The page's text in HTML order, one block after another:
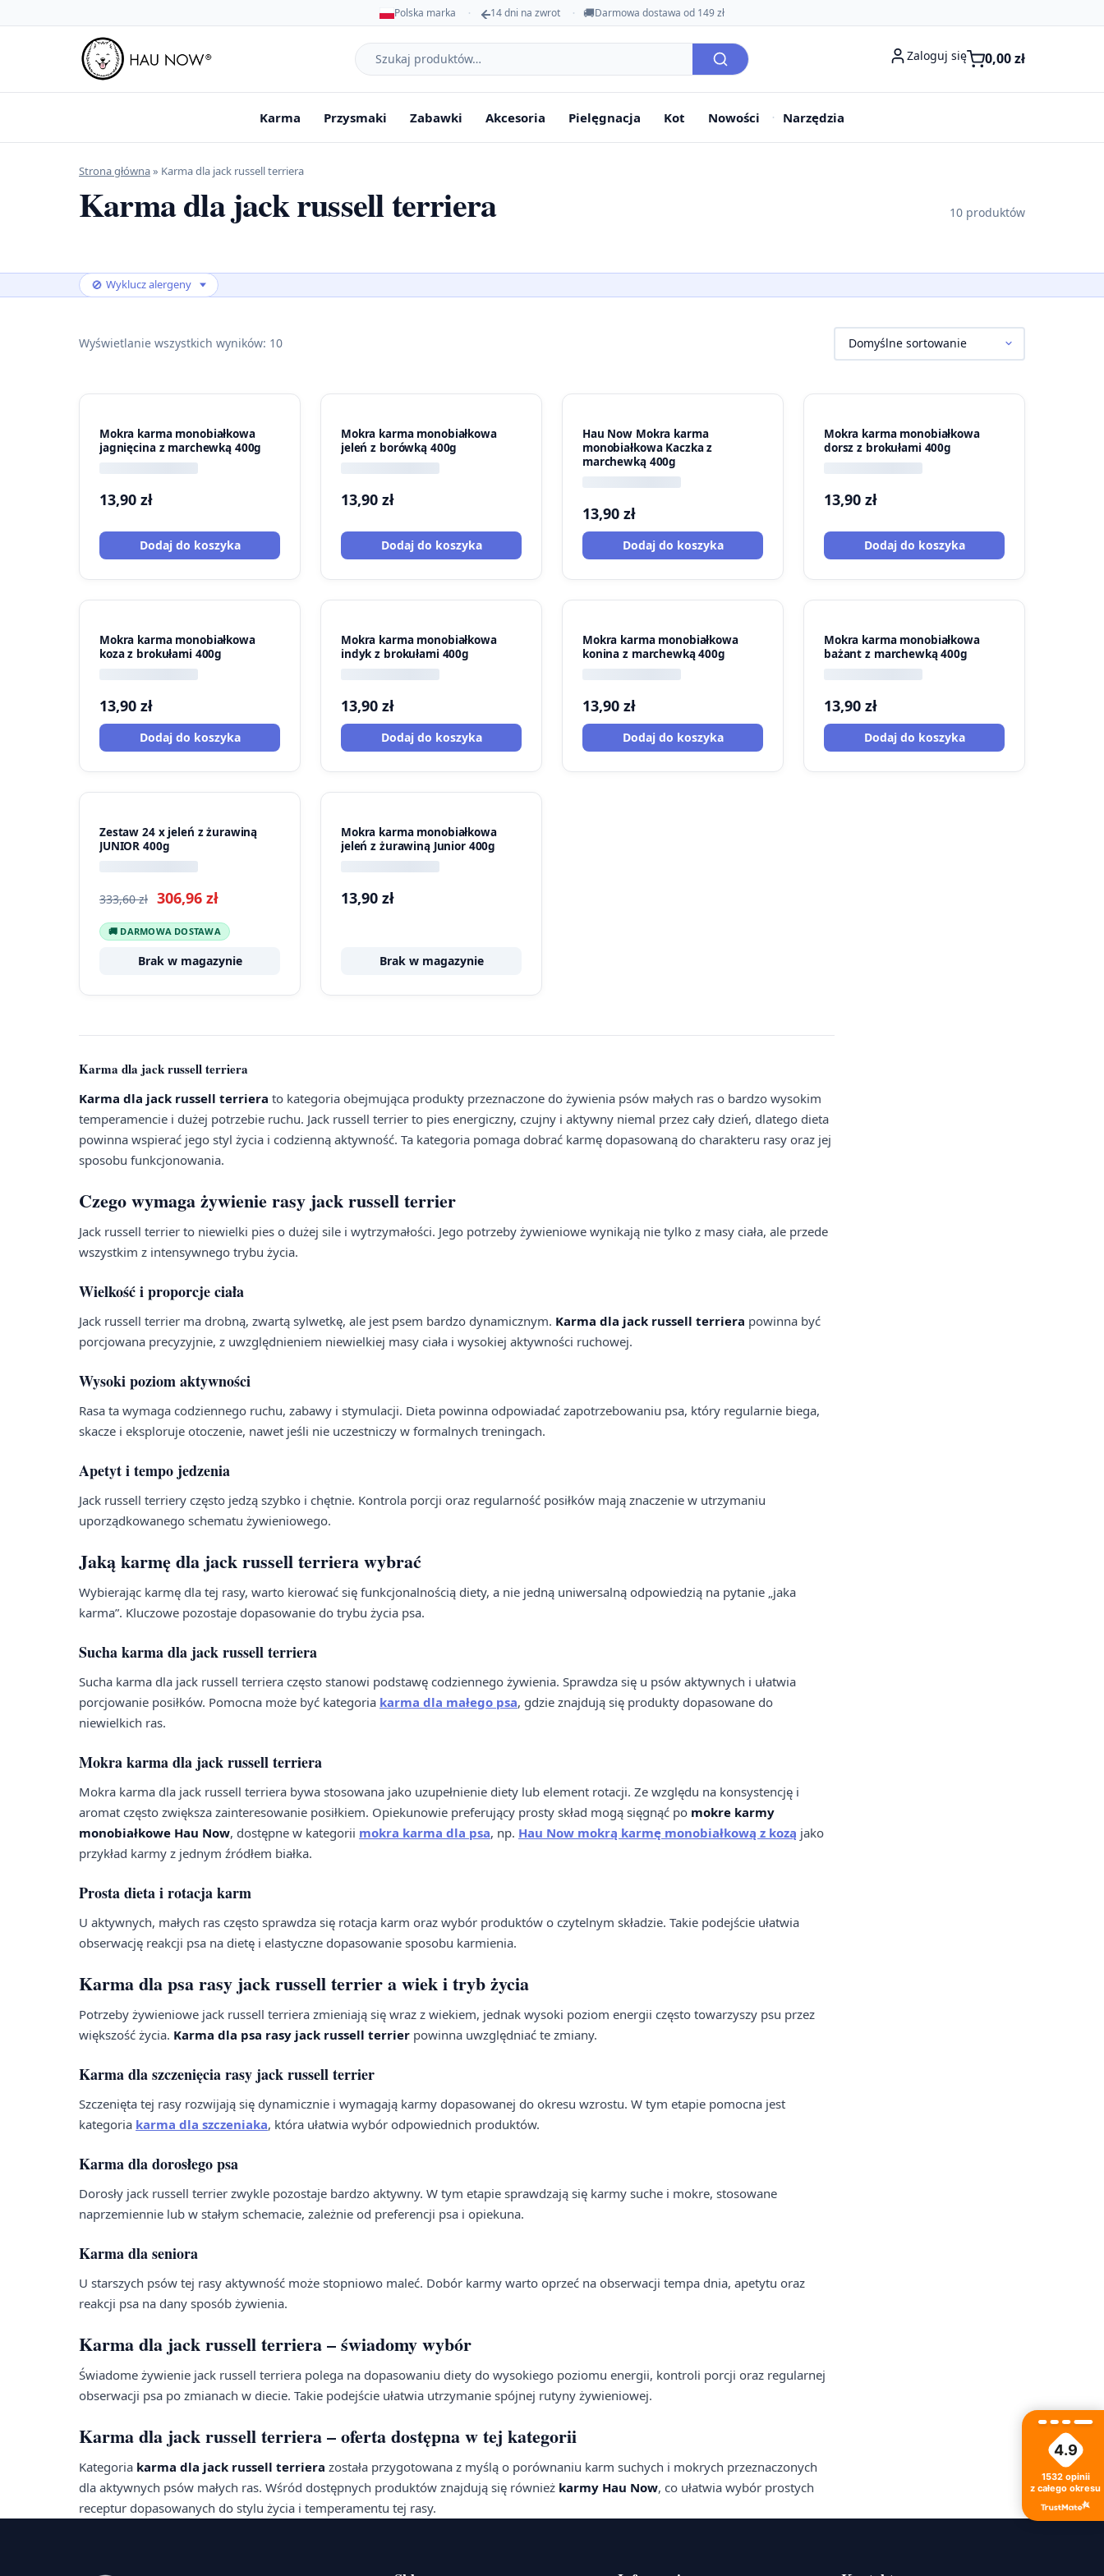
Polska marka 14 dni na zwrot 🚚Darmowa dostawa od 149 zł
Szukaj
produktów
Zaloguj się 0,00zł
Karma Przysmaki Zabawki Akcesoria Pielęgnacja Kot Nowości Narzędzia
Strona główna» Karma dla jack russell terriera
Karma dla jack russell terriera 10 produktów
🚫 Wyklucz alergeny
Wyświetlanie wszystkich wyników: 10
Mokra karma monobiałkowa
jagnięcina z marchewką 400g
13,90 zł
Dodaj do koszyka
Mokra karma monobiałkowa
jeleń z borówką 400g
13,90 zł
Dodaj do koszyka
Hau Now Mokra karma
monobiałkowa Kaczka z
marchewką 400g
13,90 zł
Dodaj do koszyka
Mokra karma monobiałkowa
dorsz z brokułami 400g
13,90 zł
Dodaj do koszyka
Mokra karma monobiałkowa
koza z brokułami 400g
13,90 zł
Dodaj do koszyka
Mokra karma monobiałkowa
indyk z brokułami 400g
13,90 zł
Dodaj do koszyka
Mokra karma monobiałkowa
konina z marchewką 400g
13,90 zł
Dodaj do koszyka
Mokra karma monobiałkowa
bażant z marchewką 400g
13,90 zł
Dodaj do koszyka
PROMOCJA
Zestaw 24 x jeleń z żurawiną
JUNIOR 400g
333,60zł Pierwotna
cena
wynosiła:
333,60 zł.
306,96 złAktualna
cena
wynosi:
306,96 zł.
🚚 DARMOWA DOSTAWA
Brak w magazynie
Mokra karma monobiałkowa
jeleń z żurawiną Junior 400g
13,90 zł
Brak w magazynie
Karma dla jack russell terriera
Karma dla jack russell terriera to kategoria obejmująca produkty przeznaczone do żywienia psów małych ras o bardzo wysokim
temperamencie i dużej potrzebie ruchu. Jack russell terrier to pies energiczny, czujny i aktywny niemal przez cały dzień, dlatego dieta
powinna wspierać jego styl życia i codzienną aktywność. Ta kategoria pomaga dobrać karmę dopasowaną do charakteru rasy oraz jej
sposobu funkcjonowania.
Czego wymaga żywienie rasy jack russell terrier
Jack russell terrier to niewielki pies o dużej sile i wytrzymałości. Jego potrzeby żywieniowe wynikają nie tylko z masy ciała, ale przede
wszystkim z intensywnego trybu życia.
Wielkość i proporcje ciała
Jack russell terrier ma drobną, zwartą sylwetkę, ale jest psem bardzo dynamicznym. Karma dla jack russell terriera powinna być
porcjowana precyzyjnie, z uwzględnieniem niewielkiej masy ciała i wysokiej aktywności ruchowej.
Wysoki poziom aktywności
Rasa ta wymaga codziennego ruchu, zabawy i stymulacji. Dieta powinna odpowiadać zapotrzebowaniu psa, który regularnie biega,
skacze i eksploruje otoczenie, nawet jeśli nie uczestniczy w formalnych treningach.
Apetyt i tempo jedzenia
Jack russell terriery często jedzą szybko i chętnie. Kontrola porcji oraz regularność posiłków mają znaczenie w utrzymaniu
uporządkowanego schematu żywieniowego.
Jaką karmę dla jack russell terriera wybrać
Wybierając karmę dla tej rasy, warto kierować się funkcjonalnością diety, a nie jedną uniwersalną odpowiedzią na pytanie „jaka
karma”. Kluczowe pozostaje dopasowanie do trybu życia psa.
Sucha karma dla jack russell terriera
Sucha karma dla jack russell terriera często stanowi podstawę codziennego żywienia. Sprawdza się u psów aktywnych i ułatwia
porcjowanie posiłków. Pomocna może być kategoria karma dla małego psa, gdzie znajdują się produkty dopasowane do
niewielkich ras.
Mokra karma dla jack russell terriera
Mokra karma dla jack russell terriera bywa stosowana jako uzupełnienie diety lub element rotacji. Ze względu na konsystencję i
aromat często zwiększa zainteresowanie posiłkiem. Opiekunowie preferujący prosty skład mogą sięgnąć po mokre karmy
monobiałkowe Hau Now, dostępne w kategorii mokra karma dla psa, np. Hau Now mokrą karmę monobiałkową z kozą jako
przykład karmy z jednym źródłem białka.
Prosta dieta i rotacja karm
U aktywnych, małych ras często sprawdza się rotacja karm oraz wybór produktów o czytelnym składzie. Takie podejście ułatwia
obserwację reakcji psa na dietę i elastyczne dopasowanie sposobu karmienia.
Karma dla psa rasy jack russell terrier a wiek i tryb życia
Potrzeby żywieniowe jack russell terriera zmieniają się wraz z wiekiem, jednak wysoki poziom energii często towarzyszy psu przez
większość życia. Karma dla psa rasy jack russell terrier powinna uwzględniać te zmiany.
Karma dla szczenięcia rasy jack russell terrier
Szczenięta tej rasy rozwijają się dynamicznie i wymagają karmy dopasowanej do okresu wzrostu. W tym etapie pomocna jest
kategoria karma dla szczeniaka, która ułatwia wybór odpowiednich produktów.
Karma dla dorosłego psa
Dorosły jack russell terrier zwykle pozostaje bardzo aktywny. W tym etapie sprawdzają się karmy suche i mokre, stosowane
naprzemiennie lub w stałym schemacie, zależnie od preferencji psa i opiekuna.
Karma dla seniora
U starszych psów tej rasy aktywność może stopniowo maleć. Dobór karmy warto oprzeć na obserwacji tempa dnia, apetytu oraz
reakcji psa na dany sposób żywienia.
Karma dla jack russell terriera – świadomy wybór
Świadome żywienie jack russell terriera polega na dopasowaniu diety do wysokiego poziomu energii, kontroli porcji oraz regularnej
obserwacji psa po zmianach w diecie. Takie podejście ułatwia utrzymanie spójnej rutyny żywieniowej.
Karma dla jack russell terriera – oferta dostępna w tej kategorii
Kategoria karma dla jack russell terriera została przygotowana z myślą o porównaniu karm suchych i mokrych przeznaczonych
dla aktywnych psów małych ras. Wśród dostępnych produktów znajdują się również karmy Hau Now, co ułatwia wybór prostych
receptur dopasowanych do stylu życia i temperamentu tej rasy.
4.9
1532 opinii
z całego okresu